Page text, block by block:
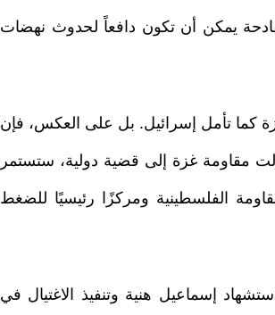
يمكن أن تكون دافعاً لحدوث نهضات
كما تأمل إسرائيل. بل على العكس، فإن
مقاومة غزة إلى قضية دولية، ستستمر
الفلسطينية ومركزًا رئيسيًا للضغط
فإن استشهاد إسماعيل هنية وتنفيذ الاغتيال في